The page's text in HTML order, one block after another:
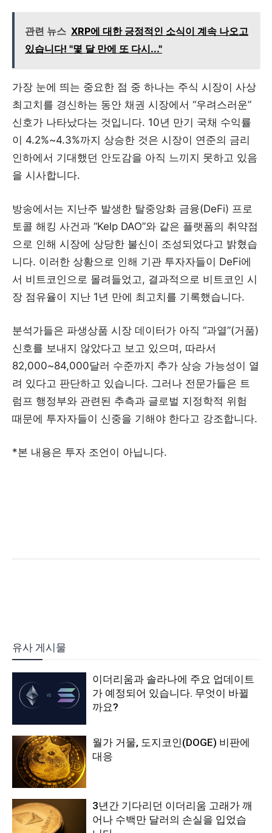
관련 뉴스 XRP에 대한 긍정적인 소식이 계속 나오고
있습니다! "몇 달 만에 또 다시..."
가장 눈에 띄는 중요한 점 중 하나는 주식 시장이 사상
최고치를 경신하는 동안 채권 시장에서 “우려스러운”
신호가 나타났다는 것입니다. 10년 만기 국채 수익률
이 4.2%~4.3%까지 상승한 것은 시장이 연준의 금리
인하에서 기대했던 안도감을 아직 느끼지 못하고 있음
을 시사합니다.
방송에서는 지난주 발생한 탈중앙화 금융(DeFi) 프로
토콜 해킹 사건과 “Kelp DAO”와 같은 플랫폼의 취약점
으로 인해 시장에 상당한 불신이 조성되었다고 밝혔습
니다. 이러한 상황으로 인해 기관 투자자들이 DeFi에
서 비트코인으로 몰려들었고, 결과적으로 비트코인 시
장 점유율이 지난 1년 만에 최고치를 기록했습니다.
분석가들은 파생상품 시장 데이터가 아직 “과열”(거품)
신호를 보내지 않았다고 보고 있으며, 따라서
82,000~84,000달러 수준까지 추가 상승 가능성이 열
려 있다고 판단하고 있습니다. 그러나 전문가들은 트
럼프 행정부와 관련된 추측과 글로벌 지정학적 위험
때문에 투자자들이 신중을 기해야 한다고 강조합니다.
*본 내용은 투자 조언이 아닙니다.
유사 게시물
이더리움과 솔라나에 주요 업데이트
가 예정되어 있습니다. 무엇이 바뀔
까요?
월가 거물, 도지코인(DOGE) 비판에
대응
3년간 기다리던 이더리움 고래가 깨
어나 수백만 달러의 손실을 입었습